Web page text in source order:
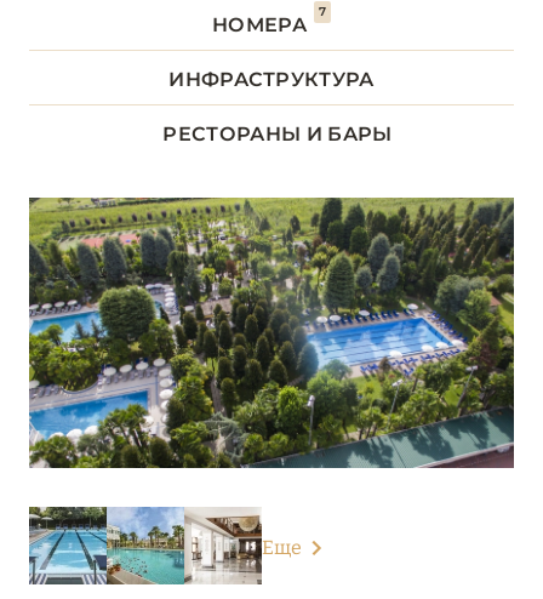
Almar Jesolo Resort & Spa
Esplanade Tergesteo – Luxury Retreat
Faloria Mountain SPA Resort
Grand Hotel Trieste & Victoria
Hotel Cipriani
Hotel La Residence & Idrokinesis
Hotel Terme Due Torri
Hotel Terme Metropole
АБАНО-ТЕРМЕ
НОМЕРА
7
ИНФРАСТРУКТУРА
РЕСТОРАНЫ И БАРЫ
Еще